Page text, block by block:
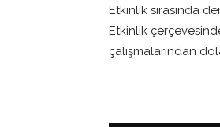
Etkinlik sırasında
Etkinlik
çalışmalarından